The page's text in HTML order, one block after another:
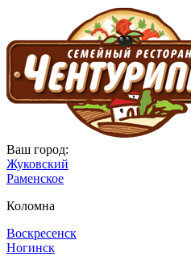
Ваш город:
Жуковский
Раменское
Коломна
Воскресенск
Ногинск